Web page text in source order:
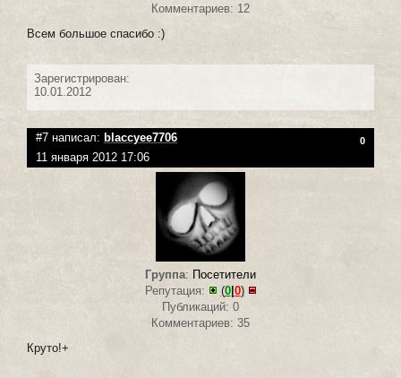
Комментариев: 12
Всем большое спасибо :)
Зарегистрирован:
10.01.2012
#7 написал: blaccyee7706 0
11 января 2012 17:06
Группа: Посетители
Репутация:
(0| 0)
Публикаций: 0
Комментариев: 35
Круто!+